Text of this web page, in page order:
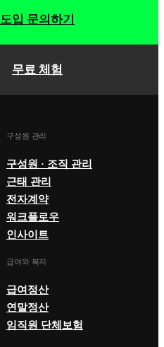
무료 체험
도입 문의하기
구성원 관리
구성원 · 조직 관리
근태 관리
전자계약
워크플로우
인사이트
급여와 복지
급여정산
연말정산
임직원 단체보험